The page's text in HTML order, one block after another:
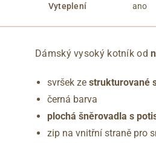
Vyteplení ano
Dámský vysoký kotník od
svršek ze strukturované
černá barva
plochá šněrovadla s
zip na vnitřní straně pro